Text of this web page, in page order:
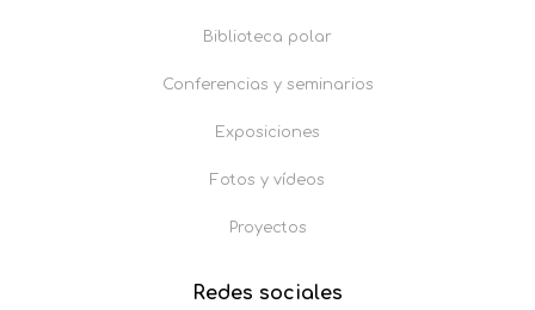
Biblioteca polar
Conferencias y seminarios
Exposiciones
Fotos y vídeos
Proyectos
Redes sociales